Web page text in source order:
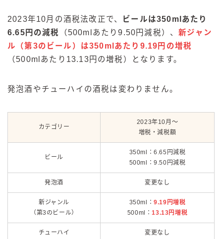
2023年10月の酒税法改正で、
ビールは350mlあたり
6.65円の減税
（500mlあたり9.50円減税）、新ジャン
ル（第3のビール）は350mlあたり9.19円の増税
（500mlあたり13.13円の増税）となります。
発泡酒やチューハイの酒税は変わりません。
カテゴリー
2023年10月～
増税・減税額
ビール
350ml：6.65円減税
500ml：9.50円減税
発泡酒 変更なし
新ジャンル
（第3のビール）
350ml：9.19円増税
500ml：13.13円増税
チューハイ 変更なし